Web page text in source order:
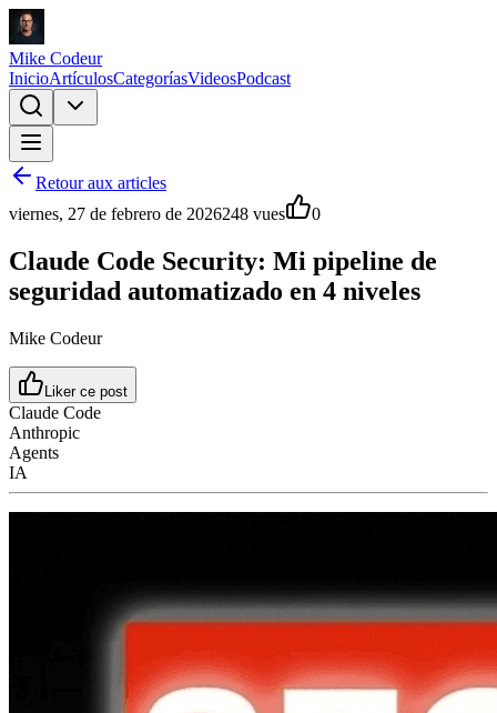
Mike Codeur
InicioArtículosCategoríasVideosPodcast
Retour aux articles
viernes, 27 de febrero de 2026248 vues 0
Claude Code Security: Mi pipeline de
seguridad automatizado en 4 niveles
Mike Codeur
Liker ce post
Claude Code
Anthropic
Agents
IA